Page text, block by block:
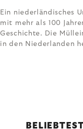
Ein niederländisches
mit mehr als 100
Geschichte. Die
in den Niederlanden